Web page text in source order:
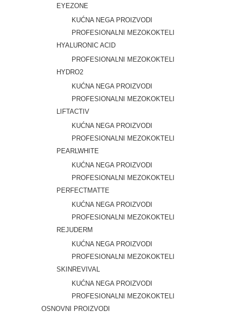
EYEZONE
KUĆNA NEGA PROIZVODI
PROFESIONALNI MEZOKOKTELI
HYALURONIC ACID
PROFESIONALNI MEZOKOKTELI
HYDRO2
KUĆNA NEGA PROIZVODI
PROFESIONALNI MEZOKOKTELI
LIFTACTIV
KUĆNA NEGA PROIZVODI
PROFESIONALNI MEZOKOKTELI
PEARLWHITE
KUĆNA NEGA PROIZVODI
PROFESIONALNI MEZOKOKTELI
PERFECTMATTE
KUĆNA NEGA PROIZVODI
PROFESIONALNI MEZOKOKTELI
REJUDERM
KUĆNA NEGA PROIZVODI
PROFESIONALNI MEZOKOKTELI
SKINREVIVAL
KUĆNA NEGA PROIZVODI
PROFESIONALNI MEZOKOKTELI
OSNOVNI PROIZVODI